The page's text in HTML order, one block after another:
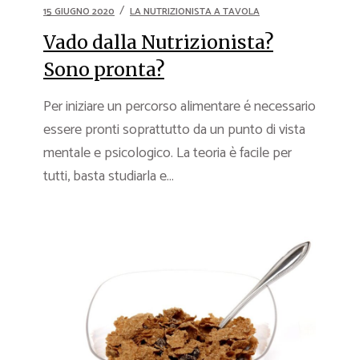
15 GIUGNO 2020 LA NUTRIZIONISTA A TAVOLA
Vado dalla Nutrizionista?
Sono pronta?
Per iniziare un percorso alimentare é necessario
essere pronti soprattutto da un punto di vista
mentale e psicologico. La teoria è facile per
tutti, basta studiarla e...